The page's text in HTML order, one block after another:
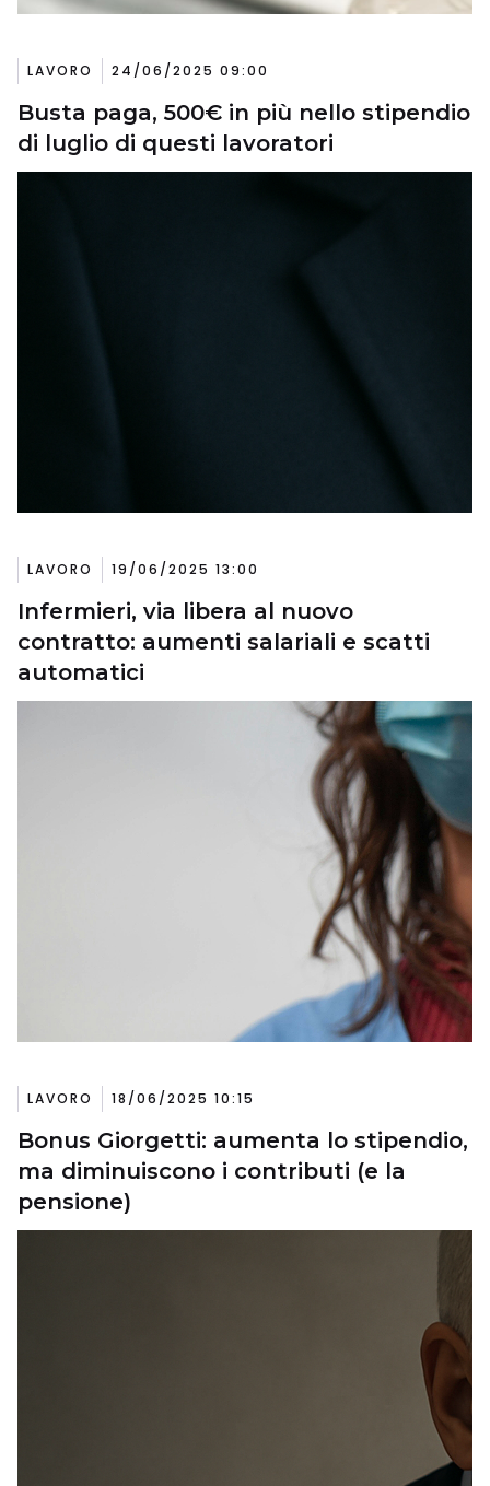
LAVORO 24/06/2025 09:00
Busta paga, 500€ in più nello stipendio
di luglio di questi lavoratori
LAVORO 19/06/2025 13:00
Infermieri, via libera al nuovo
contratto: aumenti salariali e scatti
automatici
LAVORO 18/06/2025 10:15
Bonus Giorgetti: aumenta lo stipendio,
ma diminuiscono i contributi (e la
pensione)